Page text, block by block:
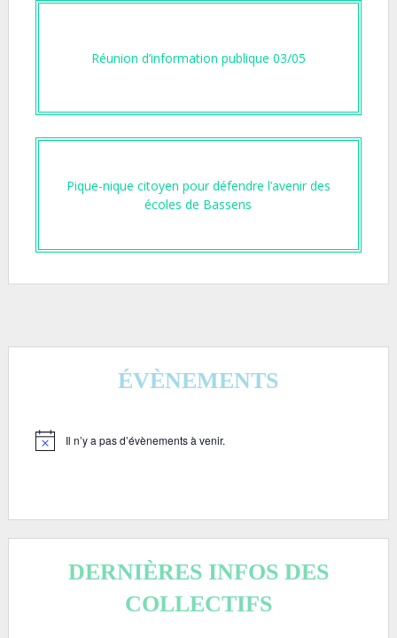
Réunion d’information publique 03/05
Pique-nique citoyen pour défendre l’avenir des
écoles de Bassens
ÉVÈNEMENTS
Notice Il n’y a pas d’évènements à venir.
DERNIÈRES INFOS DES
COLLECTIFS